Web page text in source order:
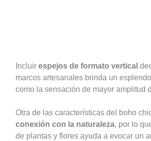
Incluirespejos de formato vertical
marcos artesanales brinda un
como la sensación de mayor amplitud
Otra de las características del boho
conexión con la naturaleza, por lo
de plantas y flores ayuda a evocar un